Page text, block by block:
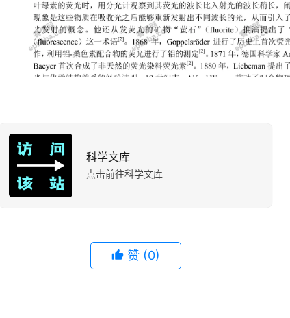
科学文库
点击前往科学文库
赞 (0)